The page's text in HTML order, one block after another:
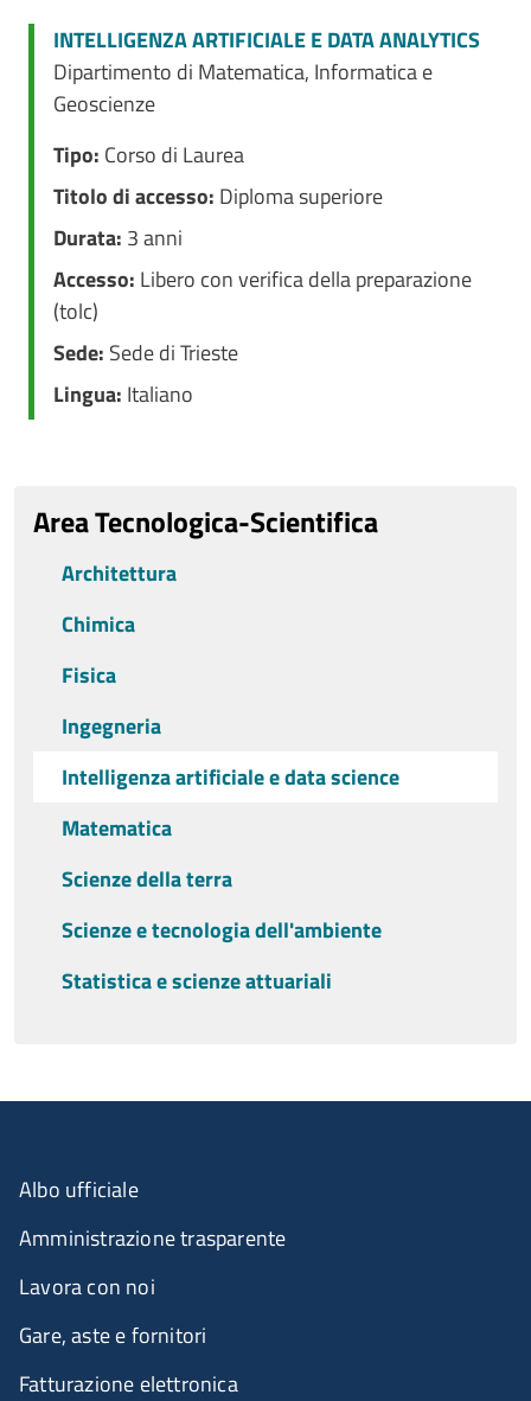
INTELLIGENZA ARTIFICIALE E DATA ANALYTICS
Dipartimento di Matematica, Informatica e
Geoscienze
Tipo: Corso di Laurea
Titolo di accesso: Diploma superiore
Durata: 3 anni
Accesso: Libero con verifica della preparazione
(tolc)
Sede: Sede di Trieste
Lingua: Italiano
Area Tecnologica-Scientifica
Architettura
Chimica
Fisica
Ingegneria
Intelligenza artificiale e data science
Matematica
Scienze della terra
Scienze e tecnologia dell'ambiente
Statistica e scienze attuariali
Albo ufficiale
Amministrazione trasparente
Lavora con noi
Gare, aste e fornitori
Fatturazione elettronica